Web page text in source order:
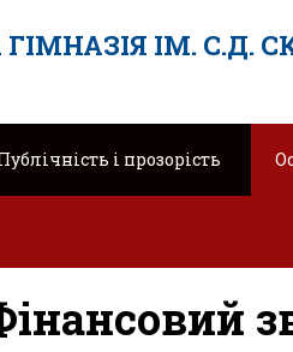
ІМ. С.Д.
і прозорість